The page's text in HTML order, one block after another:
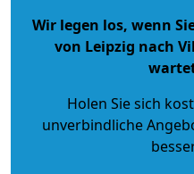
Wir legen los, wenn
von Leipzig nach
Holen Sie sich
unverbindliche